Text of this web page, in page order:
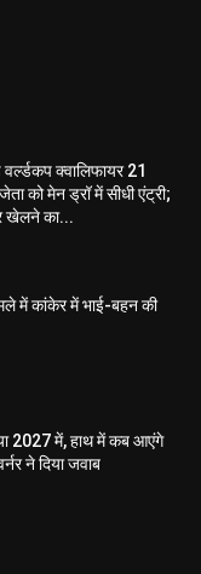
क्वालिफायर 21
को मेन ड्रॉ में सीधी एंट्री;
खेलने का...
में कांकेर में भाई-बहन की
2027 में, हाथ में कब आएंगे
ने दिया जवाब